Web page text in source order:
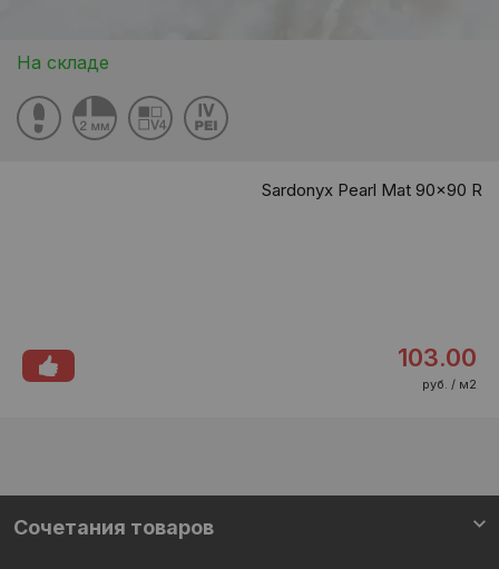
На складе
Sardonyx Pearl Mat 90x90 R
103.00
руб. / м2
Cочетания товаров